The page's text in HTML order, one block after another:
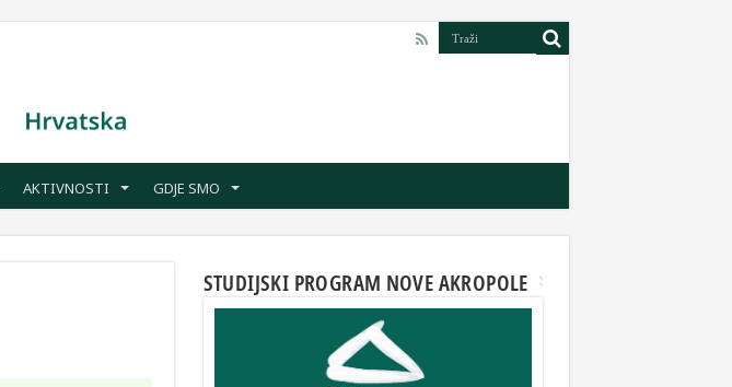
AKTIVNOSTI GDJE SMO
STUDIJSKI PROGRAM NOVE AKROPOLE